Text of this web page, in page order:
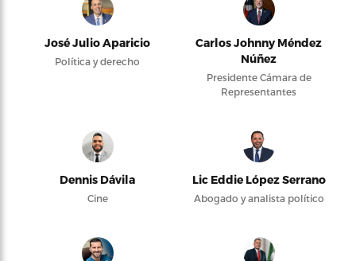
José Julio Aparicio
Política y derecho
Carlos Johnny Méndez
Núñez
Presidente Cámara de
Representantes
Dennis Dávila
Cine
Lic Eddie López Serrano
Abogado y analista político